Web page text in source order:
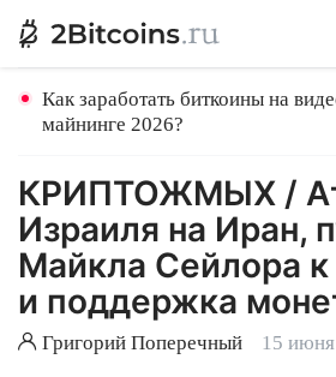
Как заработать биткоины на
майнинге 2026?
КРИПТОЖМЫХ /
Израиля на Иран,
Майкла Сейлора к
и поддержка
Григорий Поперечный 15